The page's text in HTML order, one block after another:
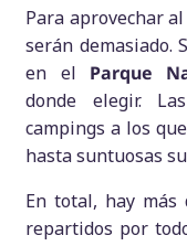
Para aprovechar
serán demasiado.
en el Parque
donde elegir.
campings a los
hasta suntuosas
En total, hay más
repartidos por